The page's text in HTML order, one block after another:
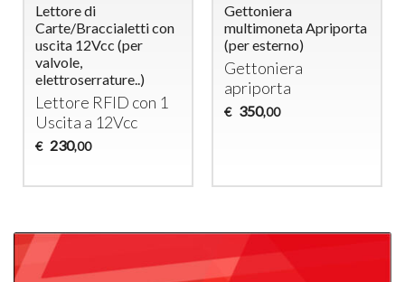
Lettore di
Carte/Braccialetti con
uscita 12Vcc (per
valvole,
elettroserrature..)
Lettore RFID con 1
Uscita a 12Vcc
€ 230,00
Gettoniera
multimoneta Apriporta
(per esterno)
Gettoniera
apriporta
€ 350,00